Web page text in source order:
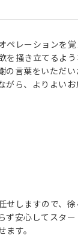
ペレーションを
掻き立てるよ
の言葉をいただ
がら、よりよい
せしますので、
安心してスター
ます。